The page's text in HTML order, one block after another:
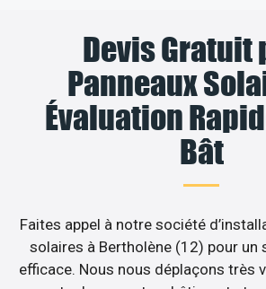
Devis Gratuit
Panneaux
Évaluation
Bât
Faites appel à notre société
solaires à Bertholène (12) pour un
efficace. Nous nous déplaçons très